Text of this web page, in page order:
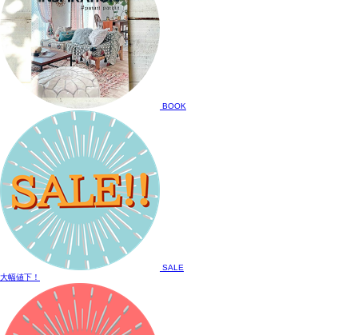
BOOK
SALE
大幅値下！